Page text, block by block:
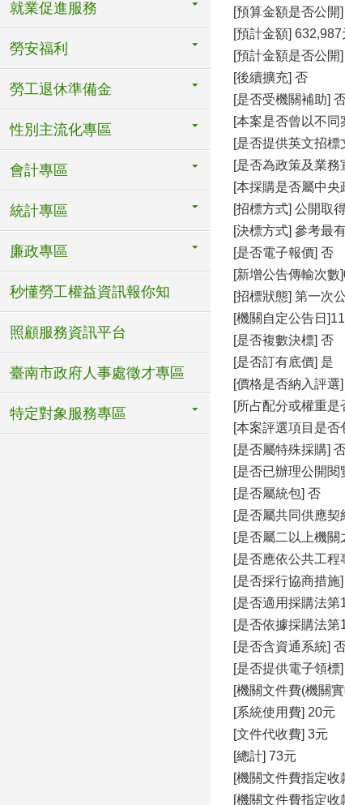
就業促進服務
勞安福利
勞工退休準備金
性別主流化專區
會計專區
統計專區
廉政專區
秒懂勞工權益資訊報你知
照顧服務資訊平台
臺南市政府人事處徵才專區
特定對象服務專區
[預算金額是否公開
[預計金額] 632,987
[預計金額是否公開
[後續擴充] 否
[是否受機關補助]
[本案是否曾以不
[是否提供英文招標
[是否為政策及業務
[本採購是否屬中
[招標方式] 公開取
[決標方式] 參考最
[是否電子報價] 否
[新增公告傳輸次數
[招標狀態] 第一次
[機關自定公告日
[是否複數決標] 否
[是否訂有底價] 是
[價格是否納入評選
[所占配分或權重是
[本案評選項目是
[是否屬特殊採購]
[是否已辦理公開閱
[是否屬統包] 否
[是否屬共同供應契
[是否屬二以上機
[是否應依公共工
[是否採行協商措施
[是否適用採購法
[是否依據採購法
[是否含資通系統]
[是否提供電子領標
[機關文件費(機關
[系統使用費] 20元
[文件代收費] 3元
[總計] 73元
[機關文件費指定
[機關文件費指定